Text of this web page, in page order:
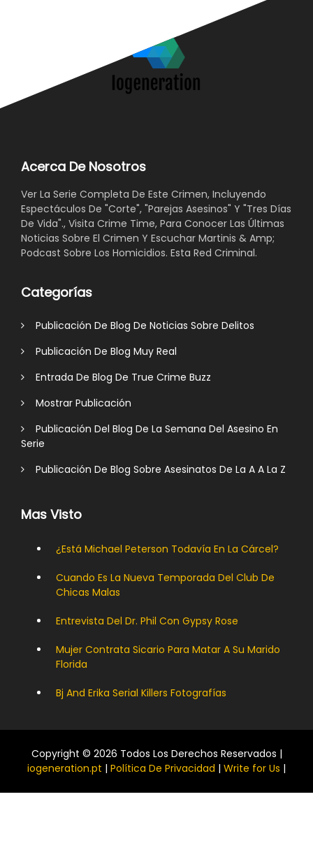
Acerca De Nosotros
Ver La Serie Completa De Este Crimen, Incluyendo
Espectáculos De "Corte", "Parejas Asesinos" Y "Tres Días
De Vida"., Visita Crime Time, Para Conocer Las Últimas
Noticias Sobre El Crimen Y Escuchar Martinis & Amp;
Podcast Sobre Los Homicidios. Esta Red Criminal.
Categorías
Publicación De Blog De Noticias Sobre Delitos
Publicación De Blog Muy Real
Entrada De Blog De True Crime Buzz
Mostrar Publicación
Publicación Del Blog De La Semana Del Asesino En
Serie
Publicación De Blog Sobre Asesinatos De La A A La Z
Mas Visto
¿Está Michael Peterson Todavía En La Cárcel?
Cuando Es La Nueva Temporada Del Club De
Chicas Malas
Entrevista Del Dr. Phil Con Gypsy Rose
Mujer Contrata Sicario Para Matar A Su Marido
Florida
Bj And Erika Serial Killers Fotografías
Copyright © 2026 Todos Los Derechos Reservados |
iogeneration.pt | Política De Privacidad | Write for Us |